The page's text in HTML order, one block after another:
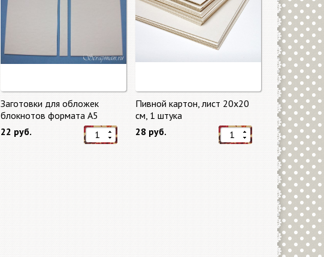
Заготовки для обложек
блокнотов формата А5
22 руб.
Пивной картон, лист 20х20
cм, 1 штука
28 руб.